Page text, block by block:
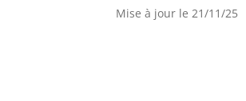
Mise à jour le 21/11/25